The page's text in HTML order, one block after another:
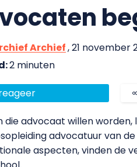
Archief, 21 november
2 minuten
die advocaat willen
advocatuur van
aspecten, vinden de